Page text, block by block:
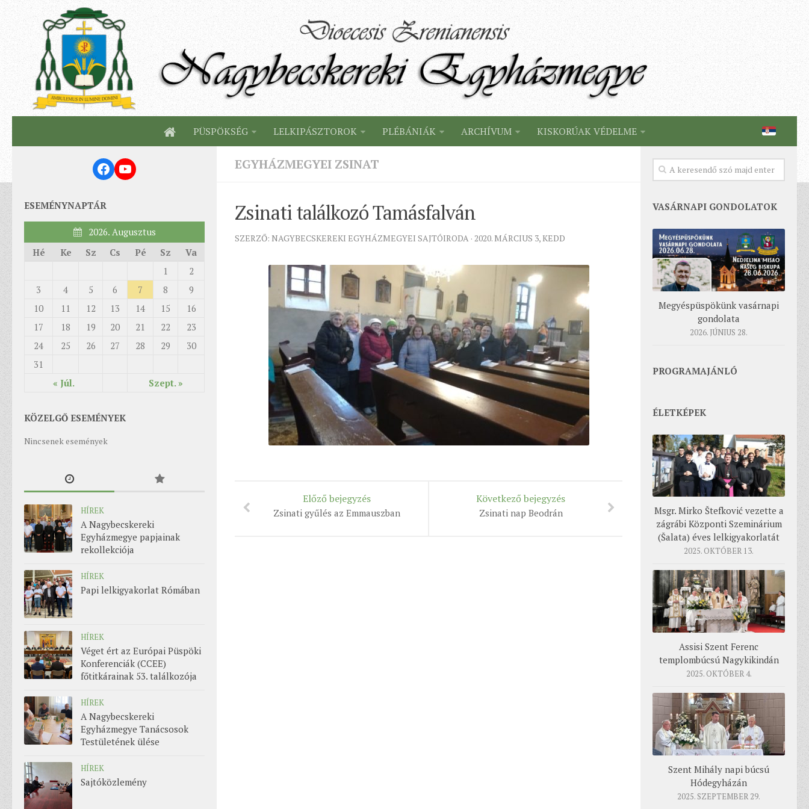
PÜSPÖKSÉG LELKIPÁSZTOROK PLÉBÁNIÁK ARCHÍVUM KISKORÚAK VÉDELME
EGYHÁZMEGYEI ZSINAT
Zsinati találkozó Tamásfalván
SZERZŐ: NAGYBECSKEREKI EGYHÁZMEGYEI SAJTÓIRODA · 2020. MÁRCIUS 3, KEDD
Következő bejegyzés
Zsinati nap Beodrán
Előző bejegyzés
Zsinati gyűlés az Emmauszban
Facebook
YouTube
ESEMÉNYNAPTÁR
2026. Augusztus
Hé
Ke Sz Cs Pé Sz Va
« Júl. Szept. »
1
2
3
4 5 6 7 8
9
10
11 12 13 14 15
16
17
18 19 20 21 22
23
24
25 26 27 28 29
30
31
KÖZELGŐ ESEMÉNYEK
Nincsenek események
HÍREK
A Nagybecskereki
Egyházmegye papjainak
rekollekciója
HÍREK
Papi lelkigyakorlat Rómában
HÍREK
Véget ért az Európai Püspöki
Konferenciák (CCEE)
főtitkárainak 53. találkozója
HÍREK
A Nagybecskereki
Egyházmegye Tanácsosok
Testületének ülése
HÍREK
Sajtóközlemény
VASÁRNAPI GONDOLATOK
Megyéspüspökünk vasárnapi
gondolata
2026. JÚNIUS 28.
PROGRAMAJÁNLÓ
ÉLETKÉPEK
Msgr. Mirko Štefković vezette a
zágrábi Központi Szeminárium
(Šalata) éves lelkigyakorlatát
2025. OKTÓBER 13.
Assisi Szent Ferenc
templombúcsú Nagykikindán
2025. OKTÓBER 4.
Szent Mihály napi búcsú
Hódegyházán
2025. SZEPTEMBER 29.